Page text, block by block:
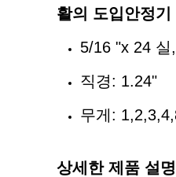
활의 도입 안정기
5/16 "x 24
직경: 1.24"
무게:
상세한 제품 설명